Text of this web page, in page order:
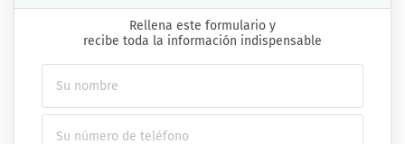
Rellena este formulario y
recibe toda la información indispensable